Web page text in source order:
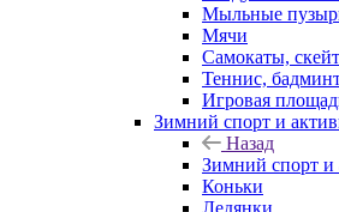
Мыльные
Мячи
Самокаты,
Теннис,
Игровая
Зимний спорт и
Назад
Зимний спорт
Коньки
Ледянки